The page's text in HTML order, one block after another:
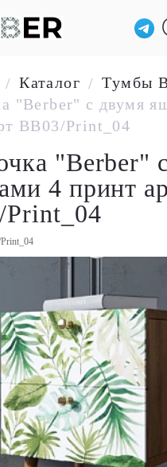
/ Каталог / Тумбы
"Berber" с двумя
BB03/Print_04
"Berber"
4 принт
Print_04